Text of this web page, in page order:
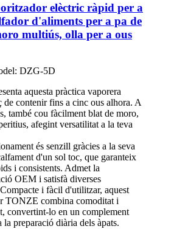
elèctric ràpid per a
d'aliments per a pa de
multiús, olla per a ous
DZG-5D
aquesta pràctica vaporera
de contenir fins a cinc ous alhora. A
també cou fàcilment blat de moro,
afegint versatilitat a la teva
és senzill gràcies a la seva
d'un sol toc, que garanteix
i consistents. Admet la
OEM i satisfà diverses
i fàcil d'utilitzar, aquest
TONZE combina comoditat i
convertint-lo en un complement
la preparació diària dels àpats.